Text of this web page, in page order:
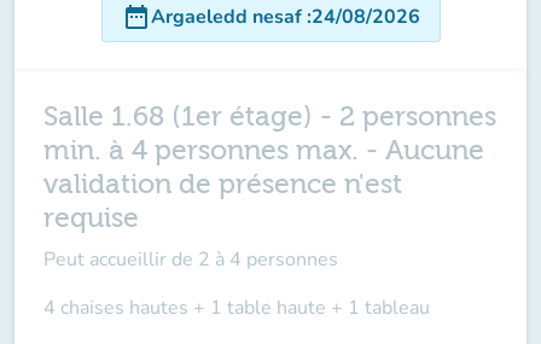
date_rangeArgaeledd nesaf:24/08/2026
Salle 1.68 (1er étage) - 2 personnes
min. à 4 personnes max. - Aucune
validation de présence n'est
requise
Peut accueillir de 2 à 4 personnes
4 chaises hautes + 1 table haute + 1 tableau